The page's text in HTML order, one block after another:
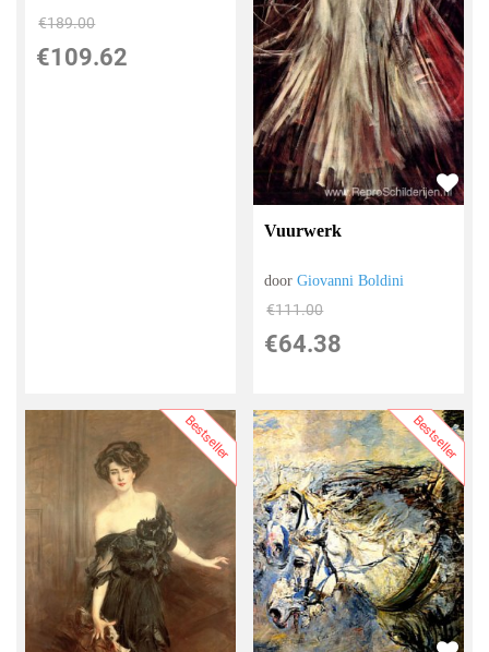
€189.00
€109.62
Vuurwerk
doorGiovanni Boldini
€111.00
€64.38
Bestseller Bestseller